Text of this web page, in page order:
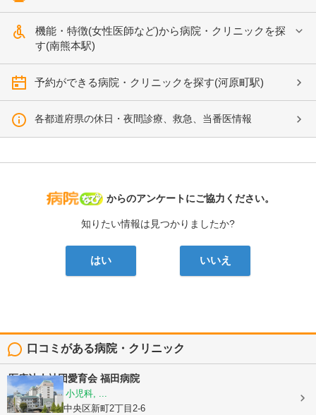
機能・特徴(女性医師など)から病院・クリニックを探
す(南熊本駅)
予約ができる病院・クリニックを探す(河原町駅)
各都道府県の休日・夜間診療、救急、当番医情報
病院なび
からのアンケートにご協力ください。
知りたい情報は見つかりましたか?
はい いいえ
口コミがある病院・クリニック
医療法人社団愛育会 福田病院
産科, 婦人科, 小児科, ...
熊本県熊本市中央区新町2丁目2-6